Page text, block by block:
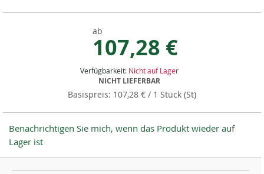
ab
107,28 €
107,28 € / 1 Stück (St)
Verfügbarkeit: Nicht auf Lager
NICHT LIEFERBAR
Benachrichtigen Sie mich, wenn das Produkt wieder auf
Lager ist